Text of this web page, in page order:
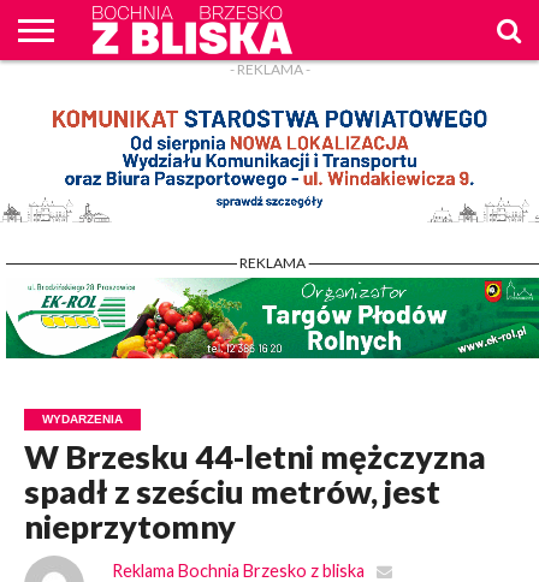
WPROST
REKLAM
- REKLAMA -
- REKLAMA -
WYDARZENIA
W Brzesku 44-letni mężczyzna
spadł z sześciu metrów, jest
nieprzytomny
Reklama Bochnia Brzesko z bliska